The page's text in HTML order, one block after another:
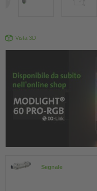
Vista 3D
Segnale